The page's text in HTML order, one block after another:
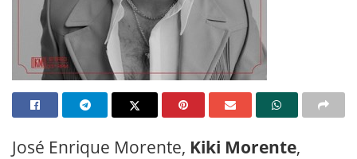
José Enrique Morente, Kiki Morente,